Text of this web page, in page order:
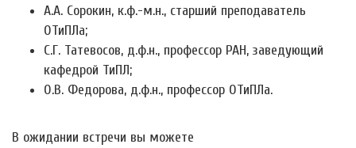
А.А. Сорокин, к.ф.-м.н., старший преподаватель
ОТиПЛа;
С.Г. Татевосов, д.ф.н., профессор РАН, заведующий
кафедрой ТиПЛ;
О.В. Федорова, д.ф.н., профессор ОТиПЛа.
В ожидании встречи вы можете